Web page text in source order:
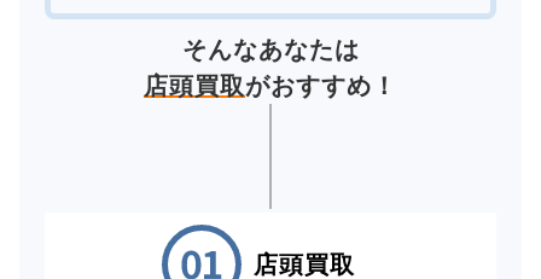
そんなあなたは
店頭買取がおすすめ！
店頭買取